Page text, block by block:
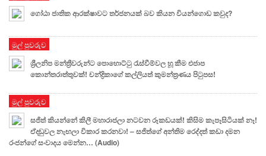
ගෝඨා ජාතික ආරක්ෂාවට තර්ජනයක් බව කියන වියන්ගොඩ කවුද?
මුල් පුවරුව
ශ්‍රීලනිප මන්ත්‍රීවරුන්ට පොහොට්ටු රැස්වීම්වල හූ කීම එජාප
කොන්තරාත්තුවක්! චන්ද්‍රිකාගේ කල්ලියත් කුමන්ත්‍රණය පිටුපස!
මුල් පුවරුව
සජිත් කියන්නේ කිලී මහාරාජලා නටවන රූකඩයක්! කිසිම කැපෑසිටියක් නෑ!
ඒදඬුවල නැඟලා විකාර කරනවා! – සජිත්ගේ අන්තිම රෙද්දත් කඩා දමන
රංජන්ගේ සංවාදය මෙන්න… (Audio)